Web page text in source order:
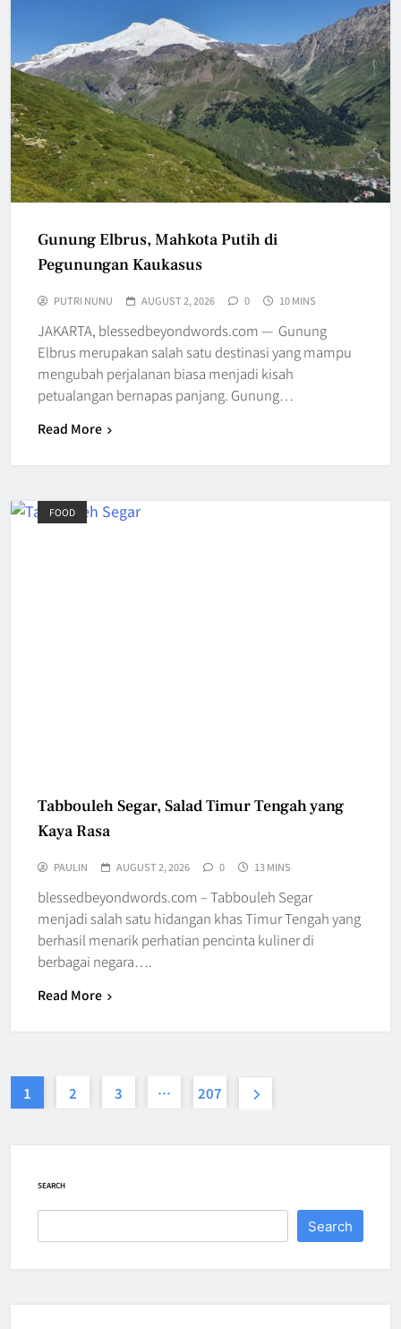
Gunung Elbrus, Mahkota Putih di
Pegunungan Kaukasus
PUTRI NUNU AUGUST 2, 2026 0 10 MINS
JAKARTA, blessedbeyondwords.com — Gunung
Elbrus merupakan salah satu destinasi yang mampu
mengubah perjalanan biasa menjadi kisah
petualangan bernapas panjang. Gunung…
Read More
FOOD
Tabbouleh Segar, Salad Timur Tengah yang
Kaya Rasa
PAULIN AUGUST 2, 2026 0 13 MINS
blessedbeyondwords.com – Tabbouleh Segar
menjadi salah satu hidangan khas Timur Tengah yang
berhasil menarik perhatian pencinta kuliner di
berbagai negara….
Read More
1 2 3 … 207
SEARCH
Search